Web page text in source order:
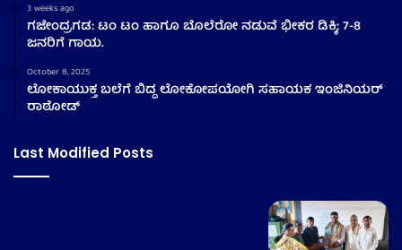
3 weeks ago
ಗಜೇಂದ್ರಗಡ: ಟಂ ಟಂ ಹಾಗೂ ಬೊಲೆರೋ ನಡುವೆ ಭೀಕರ ಡಿಕ್ಕಿ; 7-8
ಜನರಿಗೆ ಗಾಯ.
October 8, 2025
ಲೋಕಾಯುಕ್ತ ಬಲೆಗೆ ಬಿದ್ದ ಲೋಕೋಪಯೋಗಿ ಸಹಾಯಕ ಇಂಜಿನಿಯರ್
ರಾಠೋಡ್
Last Modified Posts